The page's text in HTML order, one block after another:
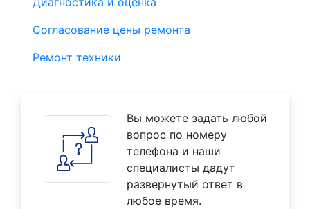
Согласование цены ремонта
Ремонт техники
Вы можете задать любой
вопрос по номеру
телефона и наши
специалисты дадут
развернутый ответ в
любое время.